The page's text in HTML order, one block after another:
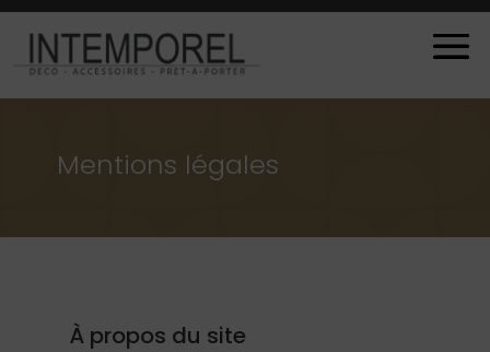
Mentions légales
À propos du site